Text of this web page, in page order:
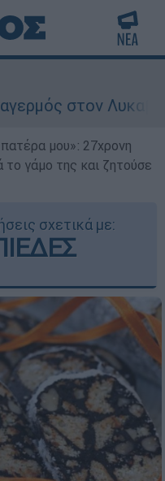
Σορός
μου»: 27χρονη
γάμο της και ζητούσε
σχετικά με: